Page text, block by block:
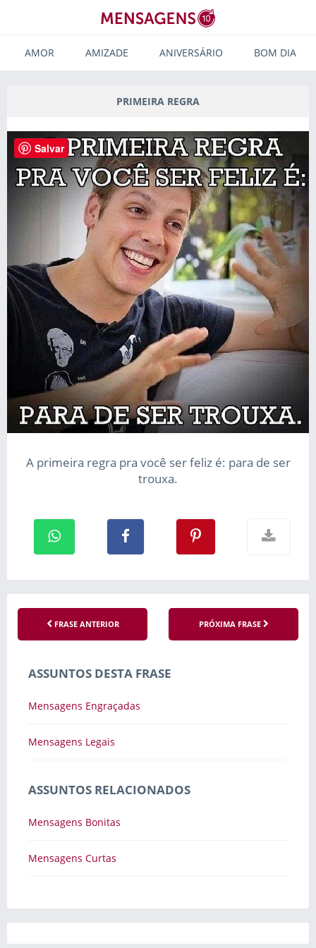
AMOR AMIZADE ANIVERSÁRIO BOM DIA
PRIMEIRA REGRA
A primeira regra pra você ser feliz é: para de ser
trouxa.
FRASE ANTERIOR PRÓXIMA FRASE
ASSUNTOS DESTA FRASE
Mensagens Engraçadas
Mensagens Legais
ASSUNTOS RELACIONADOS
Mensagens Bonitas
Mensagens Curtas
Salvar